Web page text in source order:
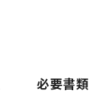
必要書類